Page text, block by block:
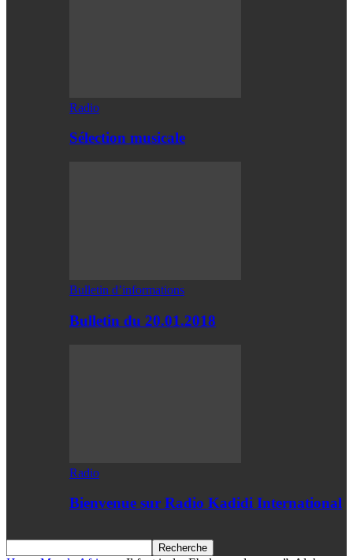
Radio
Sélection musicale
Bulletin d’informations
Bulletin du 20.01.2018
Radio
Bienvenue sur Radio Kadidi International